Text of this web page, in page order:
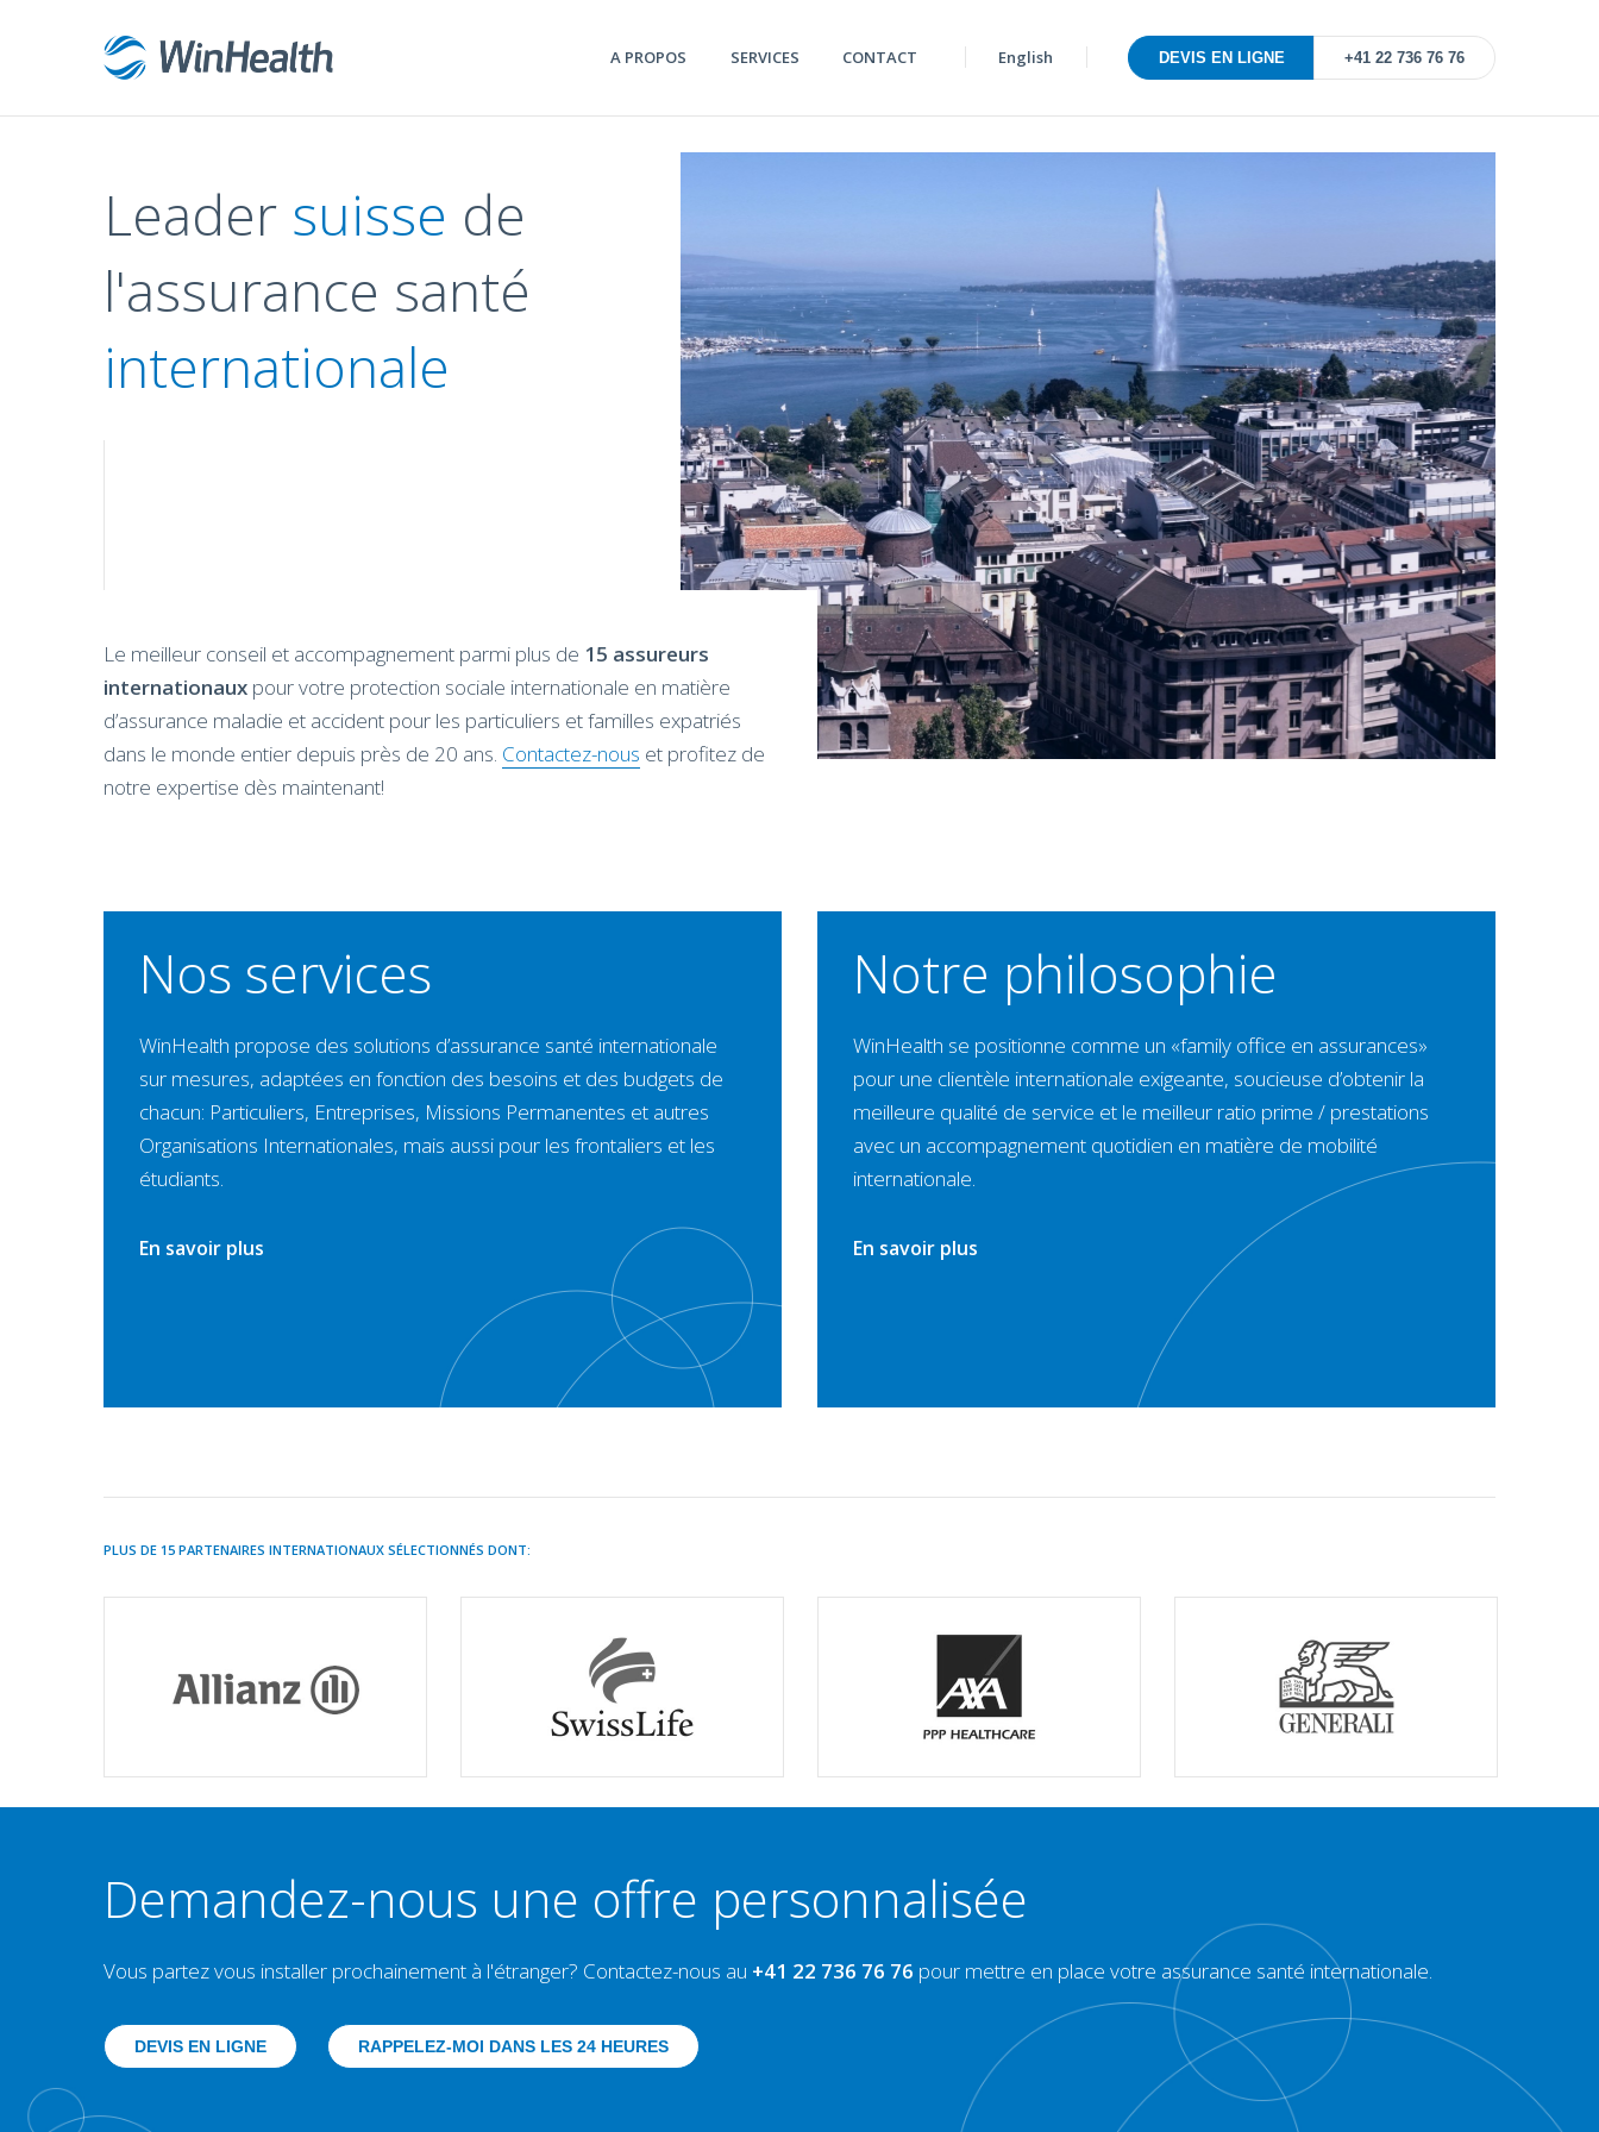
A PROPOS SERVICES CONTACT English DEVIS EN LIGNE +41 22 736 76 76
Leader suisse de
l'assurance santé
internationale
Le meilleur conseil et accompagnement parmi plus de 15 assureurs
internationaux pour votre protection sociale internationale en matière
d’assurance maladie et accident pour les particuliers et familles expatriés
dans le monde entier depuis près de 20 ans. Contactez-nous et profitez de
notre expertise dès maintenant!
Nos services
WinHealth propose des solutions d’assurance santé internationale
sur mesures, adaptées en fonction des besoins et des budgets de
chacun: Particuliers, Entreprises, Missions Permanentes et autres
Organisations Internationales, mais aussi pour les frontaliers et les
étudiants.
En savoir plus
Notre philosophie
WinHealth se positionne comme un «family office en assurances»
pour une clientèle internationale exigeante, soucieuse d’obtenir la
meilleure qualité de service et le meilleur ratio prime / prestations
avec un accompagnement quotidien en matière de mobilité
internationale.
En savoir plus
PLUS DE 15 PARTENAIRES INTERNATIONAUX SÉLECTIONNÉS DONT:
Demandez-nous une offre personnalisée
Vous partez vous installer prochainement à l'étranger? Contactez-nous au +41 22 736 76 76 pour mettre en place votre assurance santé internationale.
DEVIS EN LIGNE RAPPELEZ-MOI DANS LES 24 HEURES